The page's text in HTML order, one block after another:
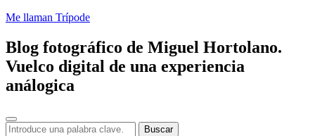
Saltar
contenido
Me llaman Trípode
Blog fotográfico de Miguel Hortolano.
Vuelco digital de una experiencia
análogica
Buscar
Buscar:
Buscar